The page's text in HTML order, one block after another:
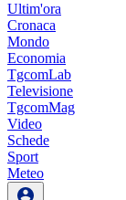
Ultim'ora
Cronaca
Mondo
Economia
TgcomLab
Televisione
TgcomMag
Video
Schede
Sport
Meteo